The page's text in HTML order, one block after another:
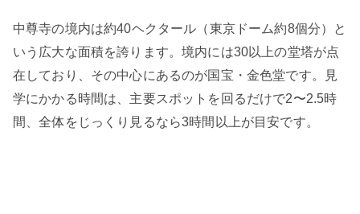
中尊寺の境内は約40ヘクタール（東京ドーム約8個分）と
いう広大な面積を誇ります。境内には30以上の堂塔が点
在しており、その中心にあるのが国宝・金色堂です。見
学にかかる時間は、主要スポットを回るだけで2〜2.5時
間、全体をじっくり見るなら3時間以上が目安です。